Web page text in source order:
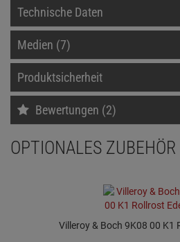
Technische Daten
Medien (7)
Produktsicherheit
Bewertungen (2)
OPTIONALES ZUBEHÖR
Villeroy & Boch 9K08 00 K1